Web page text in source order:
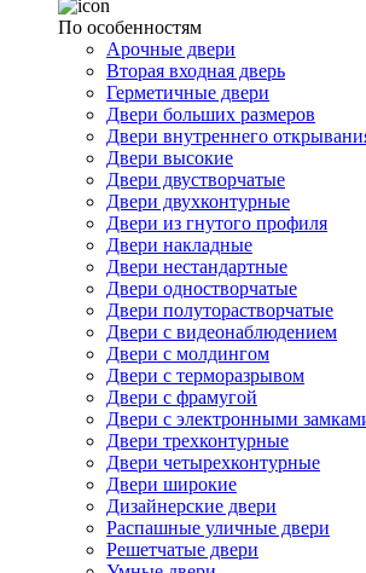
По особенностям
Арочные двери
Вторая входная дверь
Герметичные двери
Двери больших размеров
Двери внутреннего
Двери высокие
Двери двустворчатые
Двери двухконтурные
Двери из гнутого профиля
Двери накладные
Двери нестандартные
Двери одностворчатые
Двери полуторастворчатые
Двери с видеонаблюдением
Двери с молдингом
Двери с терморазрывом
Двери с фрамугой
Двери с электронными
Двери трехконтурные
Двери четырехконтурные
Двери широкие
Дизайнерские двери
Распашные уличные двери
Решетчатые двери